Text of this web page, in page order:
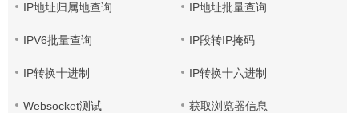
IP地址归属地查询 IP地址批量查询
IPV6批量查询 IP段转IP掩码
IP转换十进制 IP转换十六进制
Websocket测试 获取浏览器信息